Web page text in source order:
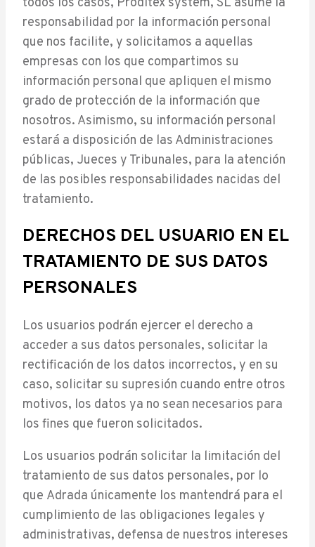
responsabilidad por la información personal
que nos facilite, y solicitamos a aquellas
empresas con los que compartimos su
información personal que apliquen el mismo
grado de protección de la información que
nosotros. Asimismo, su información personal
estará a disposición de las Administraciones
públicas, Jueces y Tribunales, para la atención
de las posibles responsabilidades nacidas del
tratamiento.
DERECHOS DEL USUARIO EN EL
TRATAMIENTO DE SUS DATOS
PERSONALES
Los usuarios podrán ejercer el derecho a
acceder a sus datos personales, solicitar la
rectificación de los datos incorrectos, y en su
caso, solicitar su supresión cuando entre otros
motivos, los datos ya no sean necesarios para
los fines que fueron solicitados.
Los usuarios podrán solicitar la limitación del
tratamiento de sus datos personales, por lo
que Adrada únicamente los mantendrá para el
cumplimiento de las obligaciones legales y
administrativas, defensa de nuestros intereses